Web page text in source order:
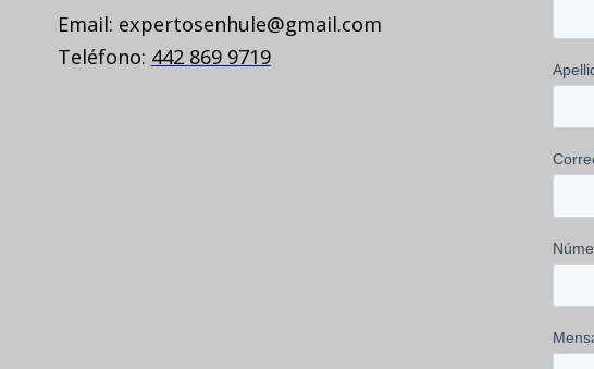
Email: expertosenhule@gmail.com
Teléfono: 442 869 9719